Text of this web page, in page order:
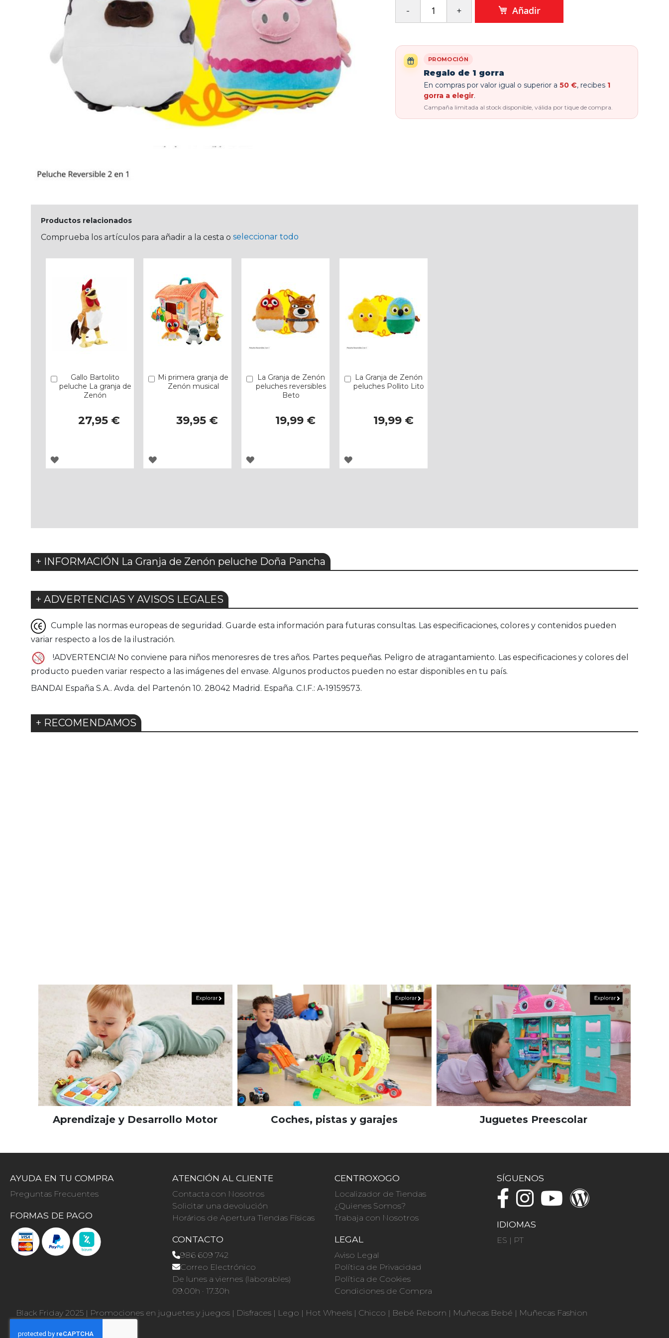
Añadir
PROMOCIÓN
Regalo de 1 gorra
En compras por valor igual o superior a 50 €, recibes 1
gorra a elegir.
Campaña limitada al stock disponible, válida por tique de compra.
Productos relacionados
Comprueba los artículos para añadir a la cesta o seleccionar todo
Gallo Bartolito
peluche La granja de
Zenón
27,95 €
Añadir
AGREGAR
Mi primera granja de
Zenón musical
39,95 €
Añadir
AGREGAR
La Granja de Zenón
peluches reversibles
Beto
19,99 €
Añadir
AGREGAR
La Granja de Zenón
peluches Pollito Lito
19,99 €
Añadir
AGREGAR
+ INFORMACIÓN La Granja de Zenón peluche Doña Pancha
+ ADVERTENCIAS Y AVISOS LEGALES
Cumple las normas europeas de seguridad. Guarde esta información para futuras consultas. Las especificaciones, colores y contenidos pueden
variar respecto a los de la ilustración.
!ADVERTENCIA! No conviene para niños menoresres de tres años. Partes pequeñas. Peligro de atragantamiento. Las especificaciones y colores del
producto pueden variar respecto a las imágenes del envase. Algunos productos pueden no estar disponibles en tu país.
BANDAI España S.A.. Avda. del Partenón 10. 28042 Madrid. España. C.I.F.: A-19159573.
+ RECOMENDAMOS
Aprendizaje y Desarrollo Motor Coches, pistas y garajes Juguetes Preescolar
AYUDA EN TU COMPRA
Preguntas Frecuentes
FORMAS DE PAGO
ATENCIÓN AL CLIENTE
Contacta con Nosotros
Solicitar una devolución
Horários de Apertura Tiendas Físicas
CONTACTO
986 609 742
Correo Electrónico
De lunes a viernes (laborables)
09.00h · 17.30h
CENTROXOGO
Localizador de Tiendas
¿Quienes Somos?
Trabaja con Nosotros
LEGAL
Aviso Legal
Política de Privacidad
Política de Cookies
Condiciones de Compra
SÍGUENOS
IDIOMAS
ES | PT
Black Friday 2025 | Promociones en juguetes y juegos | Disfraces | Lego | Hot Wheels | Chicco | Bebé Reborn | Muñecas Bebé | Muñecas Fashion